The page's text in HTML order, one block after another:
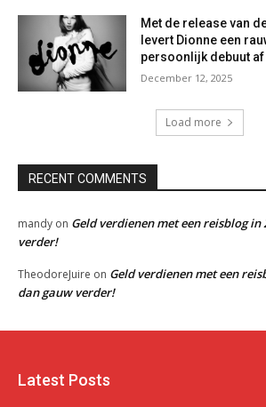
Met de release van
levert Dionne een
persoonlijk debuut af
December 12, 2025
Load more
RECENT COMMENTS
mandy on Geld verdienen met een reisblog in
verder!
TheodoreJuire on Geld verdienen met een
dan gauw verder!
Latest Posts